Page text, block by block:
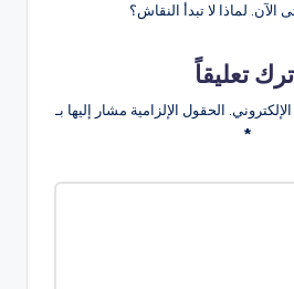
الآن. لماذا لا تبدأ النقاش؟
تعليقاً
الحقول الإلزامية مشار إليها بـ
*